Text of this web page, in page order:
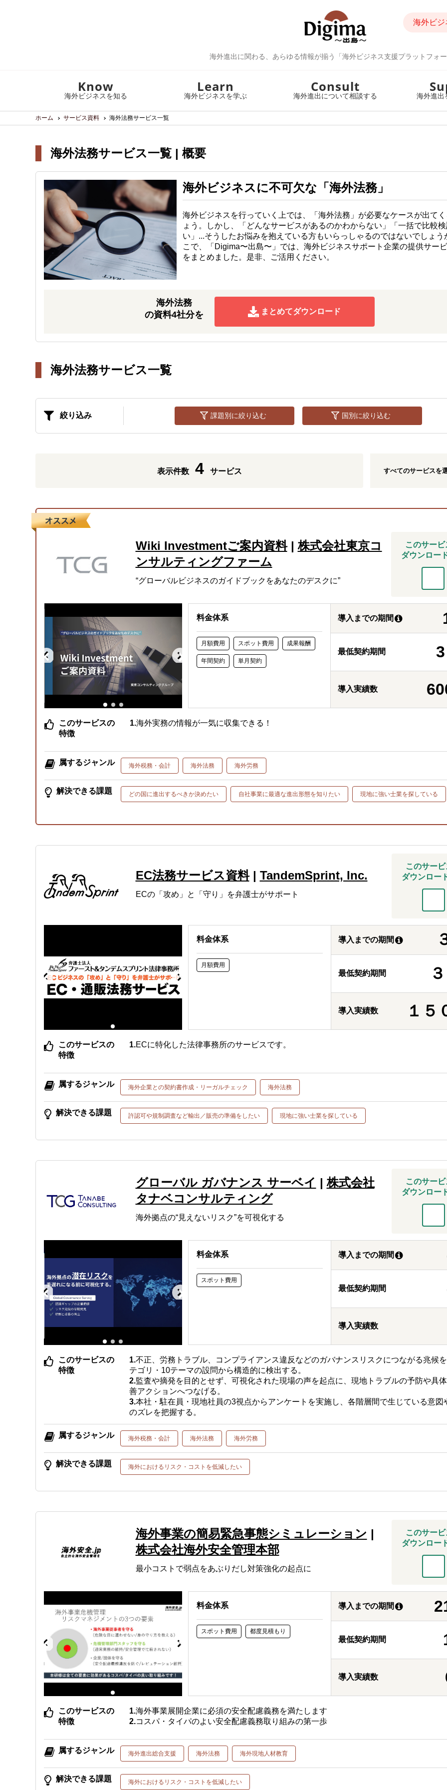
海外進出に関わる、あらゆる情報が揃う「海外ビジネス支援プラットフォー
海外ビジ
Know
海外ビジネスを知る
Learn
海外ビジネスを学ぶ
Consult
海外進出について相談する 海外進出
ホーム サービス資料 海外法務サービス一覧
海外法務サービス一覧 | 概要
海外ビジネスに不可欠な「海外法務」
海外ビジネスを行っていく上では、「海外法務」が必要なケースが出てく
ょう。しかし、「どんなサービスがあるのかわからない」「一括で比較
い」...そうしたお悩みを抱えている方もいらっしゃるのではないでしょう
こで、「Digima〜出島〜」では、海外ビジネスサポート企業の提供サー
をまとめました。是非、ご活用ください。
海外法務
の資料4社分を
まとめてダウンロード
海外法務サービス一覧
絞り込み 課題別に絞り込む 国別に絞り込む
表示件数 4 サービス すべてのサービスを
Wiki Investmentご案内資料|株式会社東京コ
ンサルティングファーム
“グローバルビジネスのガイドブックをあなたのデスクに”
このサービ
ダウンロー
料金体系
月額費用 スポット費用 成果報酬
年間契約 単月契約
導入までの期間
最低契約期間 3
導入実績数
このサービスの
特徴
海外実務の情報が一気に収集できる！
属するジャンル 海外税務・会計 海外法務 海外労務
解決できる課題 どの国に進出するべきか決めたい 自社事業に最適な進出形態を知りたい 現地に強い士業を探している
EC法務サービス資料| TandemSprint, Inc.
ECの「攻め」と「守り」を弁護士がサポート
このサー
ダウンロー
料金体系
月額費用
導入までの期間
最低契約期間 ３
導入実績数 １５
このサービスの
特徴
ECに特化した法律事務所のサービスです。
属するジャンル 海外企業との契約書作成・リーガルチェック 海外法務
解決できる課題 許認可や規制調査など輸出／販売の準備をしたい 現地に強い士業を探している
グローバル ガバナンス サーベイ |株式会社
タナベコンサルティング
海外拠点の“見えないリスク”を可視化する
このサー
ダウンロー
料金体系
スポット費用
導入までの期間
最低契約期間
導入実績数
このサービスの
特徴
不正、労務トラブル、コンプライアンス違反などのガバナンスリスクにつながる兆候
テゴリ・10テーマの設問から構造的に検出する。
監査や摘発を目的とせず、可視化された現場の声を起点に、現地トラブルの予防や具
善アクションへつなげる。
本社・駐在員・現地社員の3視点からアンケートを実施し、各階層間で生じている意図
のズレを把握する。
属するジャンル 海外税務・会計 海外法務 海外労務
解決できる課題 海外におけるリスク・コストを低減したい
海外事業の簡易緊急事態シミュレーション |
株式会社海外安全管理本部
最小コストで弱点をあぶりだし対策強化の起点に
このサー
ダウンロー
料金体系
スポット費用 都度見積もり
導入までの期間
最低契約期間
導入実績数
このサービスの
特徴
海外事業展開企業に必須の安全配慮義務を満たします
コスパ・タイパのよい安全配慮義務取り組みの第一歩
属するジャンル 海外進出総合支援 海外法務 海外現地人材教育
解決できる課題 海外におけるリスク・コストを低減したい